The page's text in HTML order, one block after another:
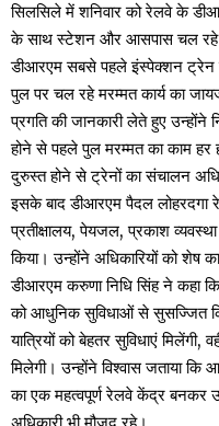
सिलसिले में शनिवार को रेलवे के
के साथ स्टेशन और आसपास चल रहे
डीआरएम सबसे पहले इंस्पेक्शन ट्रेन
पुल पर चल रहे मरम्मत कार्य का
प्रगति की जानकारी लेते हुए उन्होंने
होने से पहले पुल मरम्मत का काम हर
दुरुस्त होने से ट्रेनों का संचालन
इसके बाद डीआरएम पैदल लोहरदगा
प्रतीक्षालय, पेयजल, प्रकाश व्यवस्था
किया। उन्होंने अधिकारियों को शेष
डीआरएम करुणा निधि सिंह ने कहा
को आधुनिक सुविधाओं से सुसज्जित
यात्रियों को बेहतर सुविधाएं मिलेंगी,
मिलेगी। उन्होंने विश्वास जताया
का एक महत्वपूर्ण रेलवे केंद्र बनकर